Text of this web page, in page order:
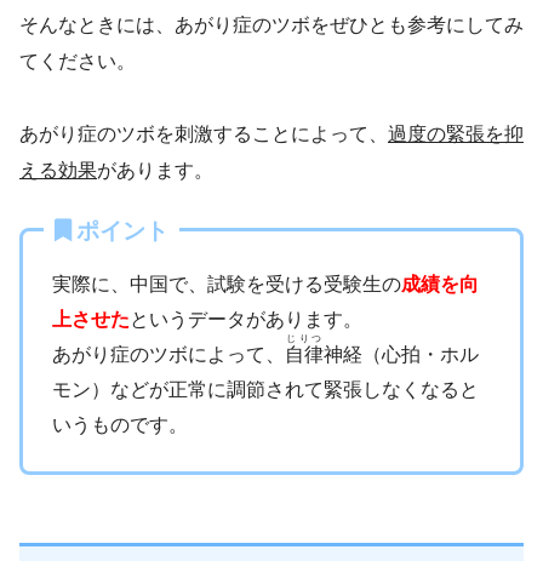
そんなときには、あがり症のツボをぜひとも参考にしてみ
てください。
あがり症のツボを刺激することによって、 過度の緊張を抑
える効果があります。
ポイント
実際に、中国で、試験を受ける受験生の成績を向
上させたというデータがあります。
あがり症のツボによって、
自律
じりつ
神経（心拍・ホル
モン）などが正常に調節されて緊張しなくなると
いうものです。